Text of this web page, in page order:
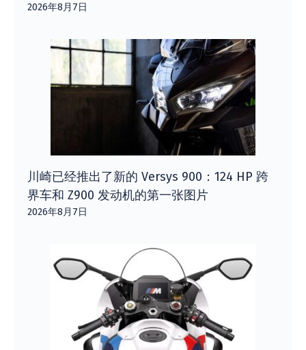
2026年8月7日
川崎已经推出了新的 Versys 900：124 HP 跨
界车和 Z900 发动机的第一张图片
2026年8月7日